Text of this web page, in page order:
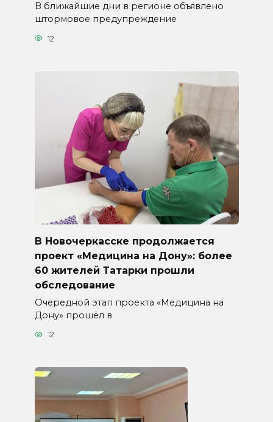
В ближайшие дни в регионе объявлено
штормовое предупреждение
12
В Новочеркасске продолжается
проект «Медицина на Дону»: более
60 жителей Татарки прошли
обследование
Очередной этап проекта «Медицина на
Дону» прошёл в
12